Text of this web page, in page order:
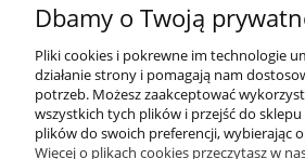
MOJE KONTO
PŁATNOŚCI I
Dbamy o Twoją
Pliki cookies i pokrewne im technologie
działanie strony i pomagają nam
potrzeb. Możesz zaakceptować
wszystkich tych plików i przejść do
plików do swoich preferencji, wybierając
Więcej o plikach cookies przeczytasz w